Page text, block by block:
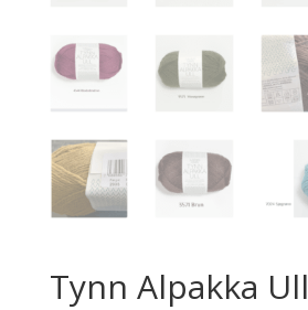
Tynn Alpakka Ull